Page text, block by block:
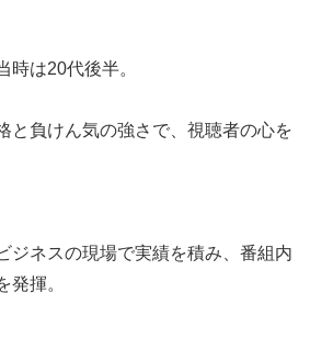
時は20代後半。
と負けん気の強さで、視聴者の心を
ジネスの現場で実績を積み、番組内
発揮。